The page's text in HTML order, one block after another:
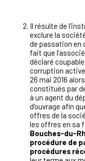
Il résulte de
exclure la
de passation en
fait que
déclaré
corruption active
26 mai 2016
constitués par
à un agent du
d’ouvrage afin
offres de la
les offres en sa
Bouches-du-
procédure de
procédures